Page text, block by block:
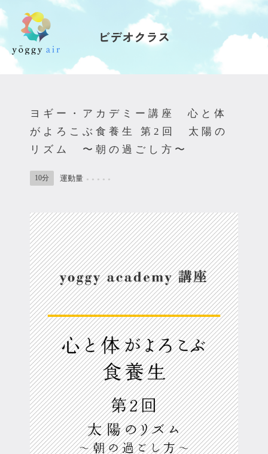
受講の流れ
インストラクター一覧
yoggy magazine
yoggy mommy
マイページ
ログイン
会員規約について
クラス参加にあたっての同意書
特定商取引にかかわる表示
プライバシーポリシー
ビデオクラス
ヨギー・アカデミー講座 心と体
がよろこぶ食養生 第2回 太陽の
リズム 〜朝の過ごし方〜
10分 運動量 ● ● ● ● ●